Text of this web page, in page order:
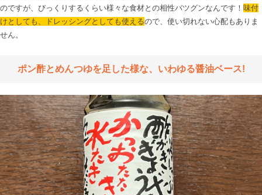
のですが、びっくりするくらい様々な食材との相性バツグンなんです！ 味付
けとしても、ドレッシングとしても使えるので、使い切れない心配もありま
せん。
ポン酢とめんつゆを足した様な、いわゆる醤油ベース!